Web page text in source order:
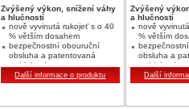
Zvýšený výkon, snížení váhy
a hlučností
nově vyvinutá rukojeť s o 40
% větším dosahem
bezpečnostní obouruční
obsluha a patentovaná
rychlobrzda
bezpečnostní spodní nůž
Další informace o produktu
Zvýšený
a hlučností
nově
% větším
obsluha a
rychlobrzda
Další